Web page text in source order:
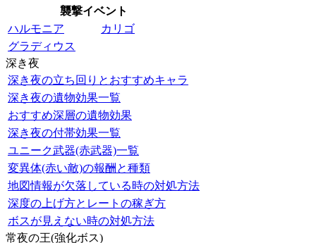
襲撃イベント
ハルモニア
カリゴ
グラディウス
深き夜
深き夜の立ち回りとおすすめキャラ
深き夜の遺物効果一覧
おすすめ深層の遺物効果
深き夜の付帯効果一覧
ユニーク武器(赤武器)一覧
変異体(赤い敵)の報酬と種類
地図情報が欠落している時の対処方法
深度の上げ方とレートの稼ぎ方
ボスが見えない時の対処方法
常夜の王(強化ボス)